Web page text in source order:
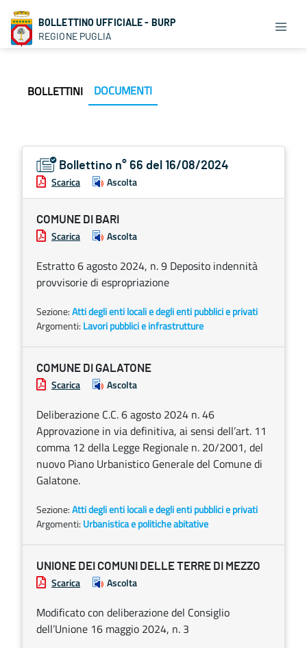
BOLLETTINO UFFICIALE - BURP
REGIONE PUGLIA
BOLLETTINI DOCUMENTI
Bollettino n° 66 del 16/08/2024
Scarica Ascolta
COMUNE DI BARI
Scarica Ascolta
Estratto 6 agosto 2024, n. 9 Deposito indennità
provvisorie di espropriazione
Sezione:Atti degli enti locali e degli enti pubblici e privati
Argomenti: Lavori pubblici e infrastrutture
COMUNE DI GALATONE
Scarica Ascolta
Deliberazione C.C. 6 agosto 2024 n. 46
Approvazione in via definitiva, ai sensi dell’art. 11
comma 12 della Legge Regionale n. 20/2001, del
nuovo Piano Urbanistico Generale del Comune di
Galatone.
Sezione:Atti degli enti locali e degli enti pubblici e privati
Argomenti: Urbanistica e politiche abitative
UNIONE DEI COMUNI DELLE TERRE DI MEZZO
Scarica Ascolta
Modificato con deliberazione del Consiglio
dell’Unione 16 maggio 2024, n. 3